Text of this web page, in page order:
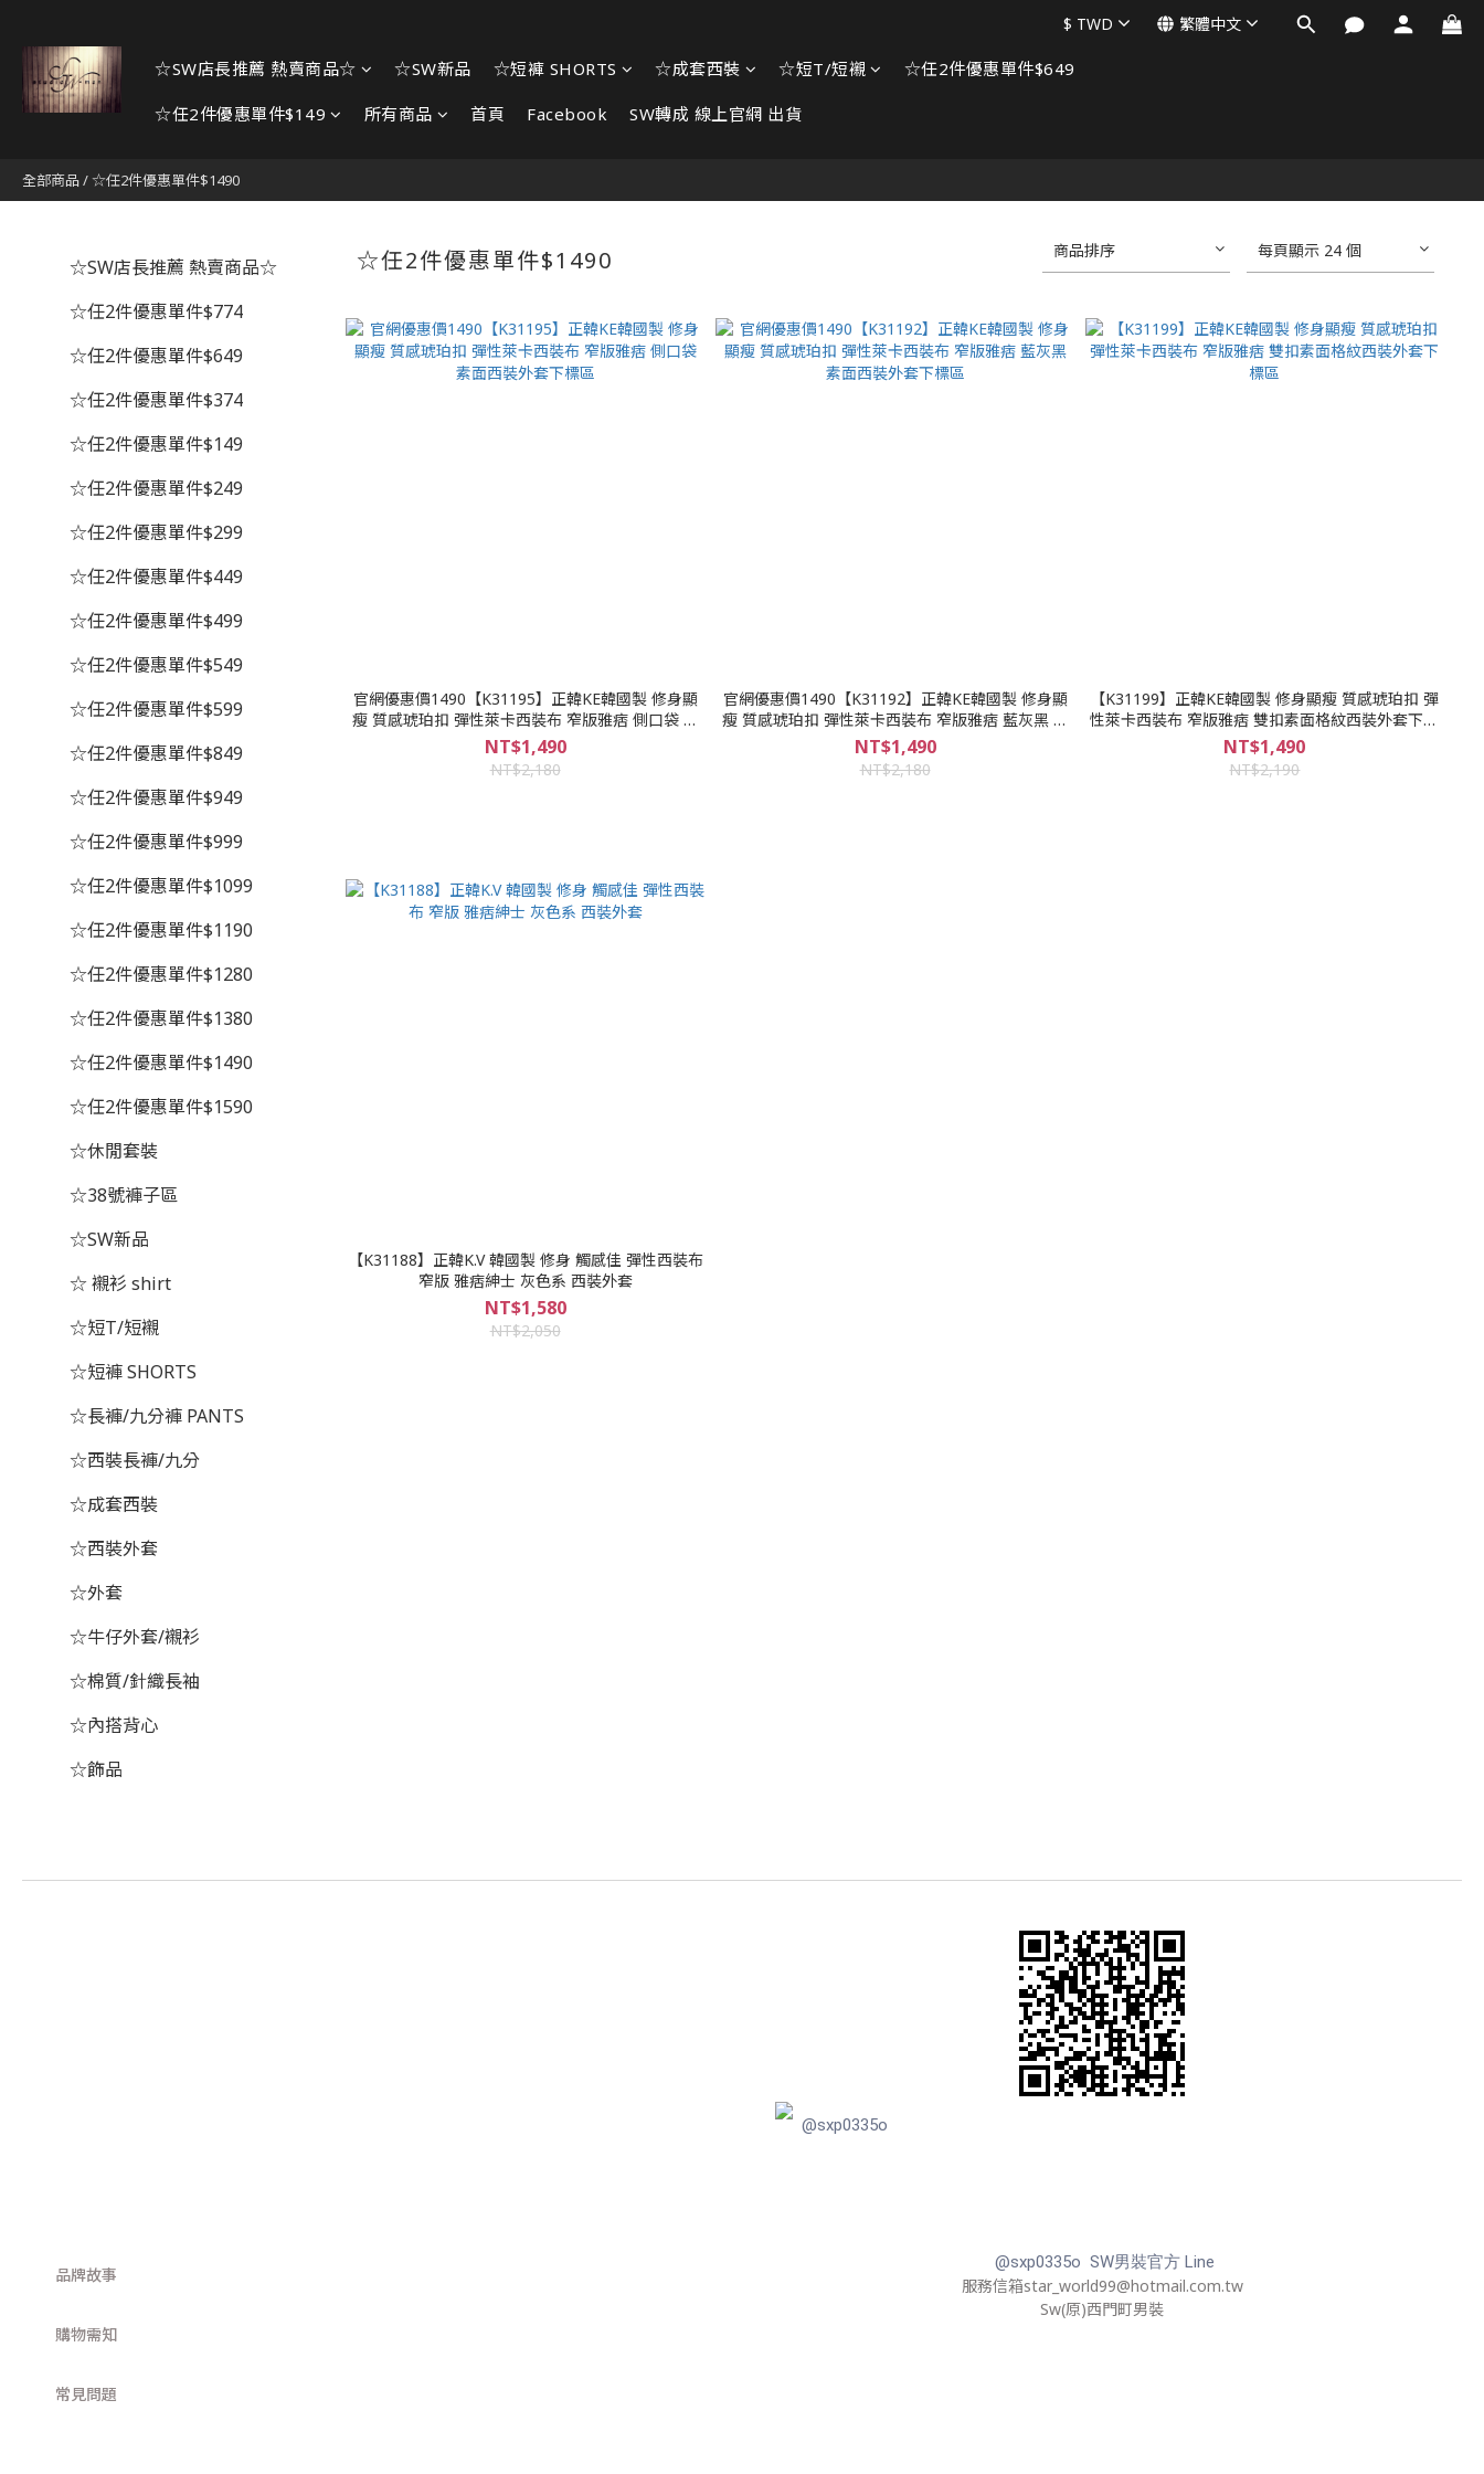
☆SW店長推薦 熱賣商品☆ ☆SW新品 ☆短褲 SHORTS ☆成套西裝 ☆短T/短襯 ☆任2件優惠單件$649
☆任2件優惠單件$149 所有商品 首頁 Facebook SW轉成 線上官網 出貨
$ TWD 繁體中文
全部商品/☆任2件優惠單件$1490
☆SW店長推薦 熱賣商品☆
☆任2件優惠單件$774
☆任2件優惠單件$649
☆任2件優惠單件$374
☆任2件優惠單件$149
☆任2件優惠單件$249
☆任2件優惠單件$299
☆任2件優惠單件$449
☆任2件優惠單件$499
☆任2件優惠單件$549
☆任2件優惠單件$599
☆任2件優惠單件$849
☆任2件優惠單件$949
☆任2件優惠單件$999
☆任2件優惠單件$1099
☆任2件優惠單件$1190
☆任2件優惠單件$1280
☆任2件優惠單件$1380
☆任2件優惠單件$1490
☆任2件優惠單件$1590
☆休閒套裝
☆38號褲子區
☆SW新品
☆ 襯衫 shirt
☆短T/短襯
☆短褲 SHORTS
☆長褲/九分褲 PANTS
☆西裝長褲/九分
☆成套西裝
☆西裝外套
☆外套
☆牛仔外套/襯衫
☆棉質/針織長袖
☆內搭背心
☆飾品
☆任2件優惠單件$1490 商品排序 每頁顯示 24 個
官網優惠價1490【K31195】正韓KE韓國製 修身顯
瘦 質感琥珀扣 彈性萊卡西裝布 窄版雅痞 側口袋 素
面西裝外套下標區
NT$1,490
NT$2,180
官網優惠價1490【K31192】正韓KE韓國製 修身顯
瘦 質感琥珀扣 彈性萊卡西裝布 窄版雅痞 藍灰黑 素
面西裝外套下標區
NT$1,490
NT$2,180
【K31199】正韓KE韓國製 修身顯瘦 質感琥珀扣 彈
性萊卡西裝布 窄版雅痞 雙扣素面格紋西裝外套下標
區
NT$1,490
NT$2,190
【K31188】正韓K.V 韓國製 修身 觸感佳 彈性西裝布
窄版 雅痞紳士 灰色系 西裝外套
NT$1,580
NT$2,050
@sxp0335o
品牌故事
購物需知
常見問題
@sxp0335o SW男裝官方 Line
服務信箱star_world99@hotmail.com.tw
Sw(原)西門町男裝